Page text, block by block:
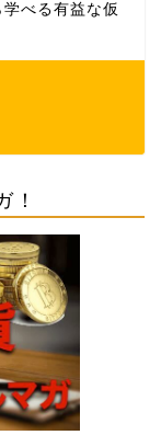
べる有益な仮